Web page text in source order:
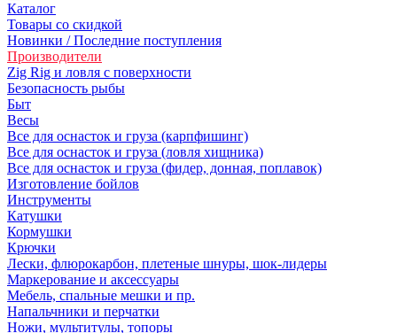
Каталог
Товары со скидкой
Новинки / Последние поступления
Производители
Zig Rig и ловля с поверхности
Безoпасность рыбы
Быт
Весы
Все для оснасток и груза (карпфишинг)
Все для оснасток и груза (ловля хищника)
Все для оснасток и груза (фидер, донная, поплавок)
Изготовление бойлов
Инструменты
Катушки
Кормушки
Крючки
Лески, флюрокарбон, плетеные шнуры, шок-лидеры
Маркерование и аксессуары
Мебель, спальные мешки и пр.
Напальчники и перчатки
Ножи, мультитулы, топоры